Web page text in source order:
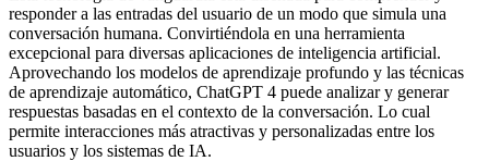
responder a las entradas del usuario de un modo que simula una
conversación humana. Convirtiéndola en una herramienta
excepcional para diversas aplicaciones de inteligencia artificial.
Aprovechando los modelos de aprendizaje profundo y las técnicas
de aprendizaje automático, ChatGPT 4 puede analizar y generar
respuestas basadas en el contexto de la conversación. Lo cual
permite interacciones más atractivas y personalizadas entre los
usuarios y los sistemas de IA.